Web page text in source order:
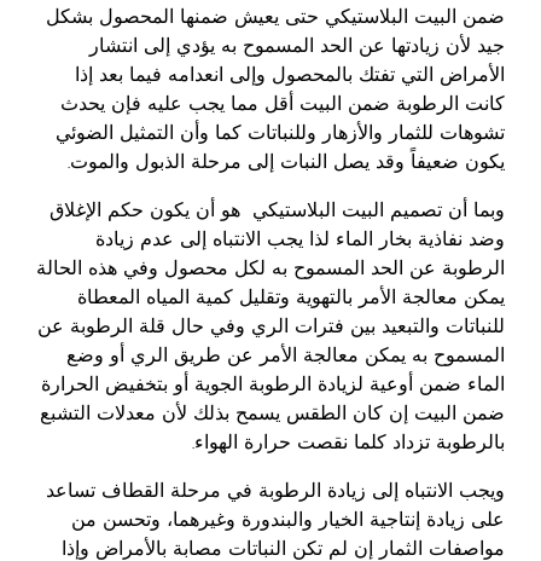
ضمن البيت البلاستيكي حتى يعيش ضمنها المحصول بشكل
جيد لأن زيادتها عن الحد المسموح به يؤدي إلى انتشار
الأمراض التي تفتك بالمحصول وإلى انعدامه فيما بعد إذا
كانت الرطوبة ضمن البيت أقل مما يجب عليه فإن يحدث
تشوهات للثمار والأزهار وللنباتات كما وأن التمثيل الضوئي
يكون ضعيفاً وقد يصل النبات إلى مرحلة الذبول والموت.
وبما أن تصميم البيت البلاستيكي هو أن يكون حكم الإغلاق
وضد نفاذية بخار الماء لذا يجب الانتباه إلى عدم زيادة
الرطوبة عن الحد المسموح به لكل محصول وفي هذه الحالة
يمكن معالجة الأمر بالتهوية وتقليل كمية المياه المعطاة
للنباتات والتبعيد بين فترات الري وفي حال قلة الرطوبة عن
المسموح به يمكن معالجة الأمر عن طريق الري أو وضع
الماء ضمن أوعية لزيادة الرطوبة الجوية أو بتخفيض الحرارة
ضمن البيت إن كان الطقس يسمح بذلك لأن معدلات التشبع
بالرطوبة تزداد كلما نقصت حرارة الهواء.
ويجب الانتباه إلى زيادة الرطوبة في مرحلة القطاف تساعد
على زيادة إنتاجية الخيار والبندورة وغيرهما، وتحسن من
مواصفات الثمار إن لم تكن النباتات مصابة بالأمراض وإذا